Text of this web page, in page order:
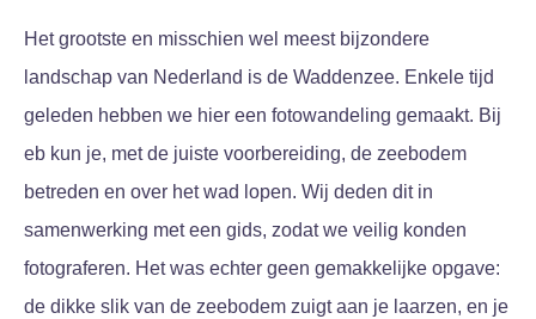
Het grootste en misschien wel meest bijzondere
landschap van Nederland is de Waddenzee. Enkele tijd
geleden hebben we hier een fotowandeling gemaakt. Bij
eb kun je, met de juiste voorbereiding, de zeebodem
betreden en over het wad lopen. Wij deden dit in
samenwerking met een gids, zodat we veilig konden
fotograferen. Het was echter geen gemakkelijke opgave:
de dikke slik van de zeebodem zuigt aan je laarzen, en je